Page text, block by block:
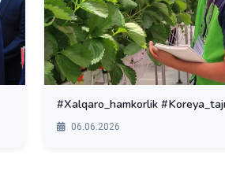
#Xalqaro_hamkorlik
06.06.2026